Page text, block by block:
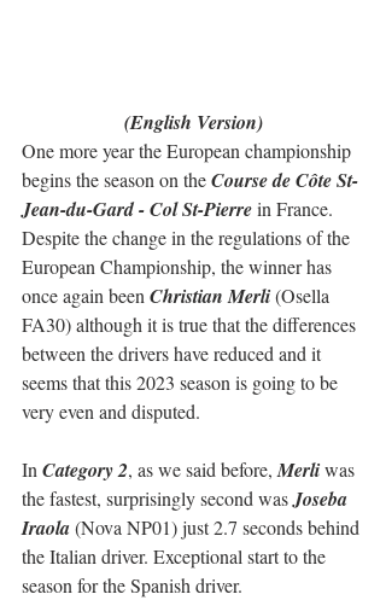
(English Version)
One more year the European championship
begins the season on the Course de Côte St-
Jean-du-Gard - Col St-Pierre in France.
Despite the change in the regulations of the
European Championship, the winner has
once again been Christian Merli (Osella
FA30) although it is true that the differences
between the drivers have reduced and it
seems that this 2023 season is going to be
very even and disputed.
In Category 2, as we said before, Merli was
the fastest, surprisingly second was Joseba
Iraola (Nova NP01) just 2.7 seconds behind
the Italian driver. Exceptional start to the
season for the Spanish driver.